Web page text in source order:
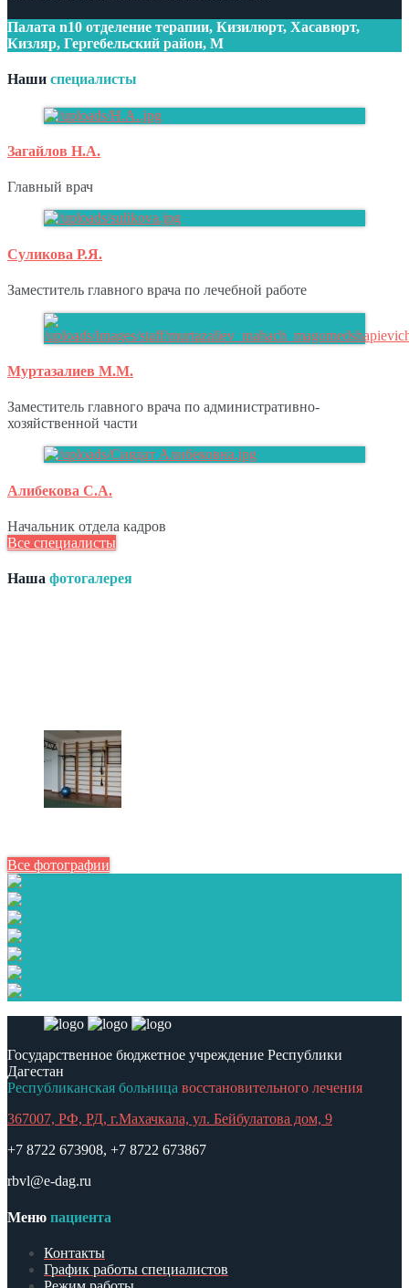
Палата n10 отделение терапии, Кизилюрт, Хасавюрт,
Кизляр, Гергебельский район, М
Наши специалисты
Загайлов Н.А.
Главный врач
Суликова Р.Я.
Заместитель главного врача по лечебной работе
Муртазалиев М.М.
Заместитель главного врача по административно-
хозяйственной части
Алибекова С.А.
Начальник отдела кадров
Все специалисты
Наша фотогалерея
Все фотографии
Государственное бюджетное учреждение Республики
Дагестан
Республиканская больница восстановительного лечения
367007, РФ, РД, г.Махачкала, ул. Бейбулатова дом, 9
+7 8722 673908, +7 8722 673867
rbvl@e-dag.ru
Меню пациента
Контакты
График работы специалистов